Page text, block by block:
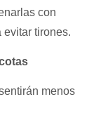
con
tirones.
menos